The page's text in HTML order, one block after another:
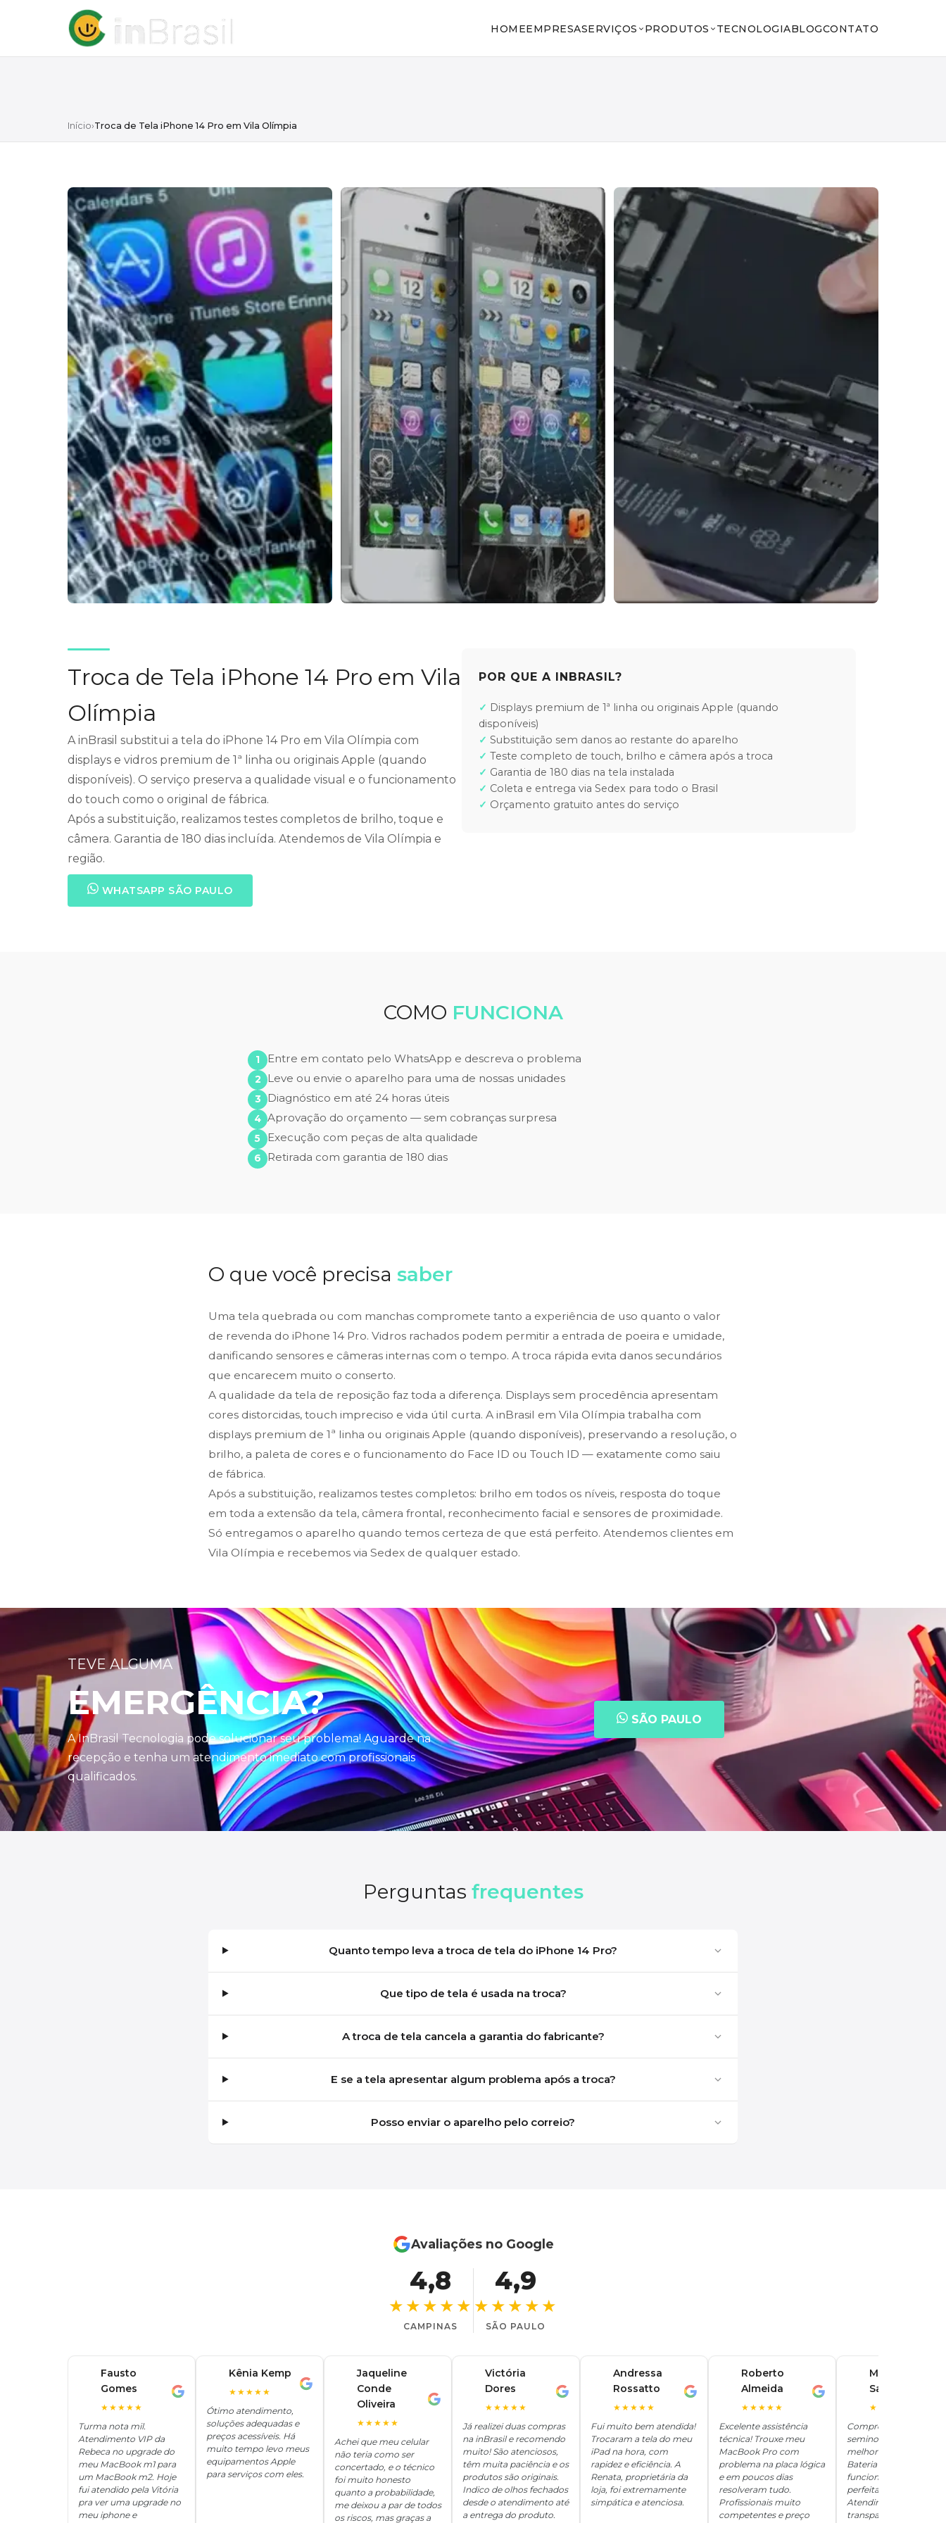
HOMEEMPRESASERVIÇOS PRODUTOS TECNOLOGIABLOGCONTATO
Início›Troca de Tela iPhone 14 Pro em Vila Olímpia
Troca de Tela iPhone 14 Pro em Vila
Olímpia
A inBrasil substitui a tela do iPhone 14 Pro em Vila Olímpia com
displays e vidros premium de 1ª linha ou originais Apple (quando
disponíveis). O serviço preserva a qualidade visual e o funcionamento
do touch como o original de fábrica.
Após a substituição, realizamos testes completos de brilho, toque e
câmera. Garantia de 180 dias incluída. Atendemos de Vila Olímpia e
região.
WHATSAPP SÃO PAULO
POR QUE A INBRASIL?
Displays premium de 1ª linha ou originais Apple (quando
disponíveis)
Substituição sem danos ao restante do aparelho
Teste completo de touch, brilho e câmera após a troca
Garantia de 180 dias na tela instalada
Coleta e entrega via Sedex para todo o Brasil
Orçamento gratuito antes do serviço
COMO FUNCIONA
Entre em contato pelo WhatsApp e descreva o problema
Leve ou envie o aparelho para uma de nossas unidades
Diagnóstico em até 24 horas úteis
Aprovação do orçamento — sem cobranças surpresa
Execução com peças de alta qualidade
Retirada com garantia de 180 dias
O que você precisa saber
Uma tela quebrada ou com manchas compromete tanto a experiência de uso quanto o valor
de revenda do iPhone 14 Pro. Vidros rachados podem permitir a entrada de poeira e umidade,
danificando sensores e câmeras internas com o tempo. A troca rápida evita danos secundários
que encarecem muito o conserto.
A qualidade da tela de reposição faz toda a diferença. Displays sem procedência apresentam
cores distorcidas, touch impreciso e vida útil curta. A inBrasil em Vila Olímpia trabalha com
displays premium de 1ª linha ou originais Apple (quando disponíveis), preservando a resolução, o
brilho, a paleta de cores e o funcionamento do Face ID ou Touch ID — exatamente como saiu
de fábrica.
Após a substituição, realizamos testes completos: brilho em todos os níveis, resposta do toque
em toda a extensão da tela, câmera frontal, reconhecimento facial e sensores de proximidade.
Só entregamos o aparelho quando temos certeza de que está perfeito. Atendemos clientes em
Vila Olímpia e recebemos via Sedex de qualquer estado.
TEVE ALGUMA
EMERGÊNCIA?
A InBrasil Tecnologia pode solucionar seu problema! Aguarde na
recepção e tenha um atendimento imediato com profissionais
qualificados.
SÃO PAULO
Perguntas frequentes
Quanto tempo leva a troca de tela do iPhone 14 Pro?
Que tipo de tela é usada na troca?
A troca de tela cancela a garantia do fabricante?
E se a tela apresentar algum problema após a troca?
Posso enviar o aparelho pelo correio?
Avaliações no Google
4,8
★★★★★
CAMPINAS
4,9
★★★★★
SÃO PAULO
Fausto
Gomes
★★★★★
Turma nota mil.
Atendimento VIP da
Rebeca no upgrade do
meu MacBook m1 para
um MacBook m2. Hoje
fui atendido pela Vitória
pra ver uma upgrade no
meu iphone e
Kênia Kemp
★★★★★
Ótimo atendimento,
soluções adequadas e
preços acessíveis. Há
muito tempo levo meus
equipamentos Apple
para serviços com eles.
Jaqueline
Conde
Oliveira
★★★★★
Achei que meu celular
não teria como ser
concertado, e o técnico
foi muito honesto
quanto a probabilidade,
me deixou a par de todos
os riscos, mas graças a
Victória
Dores
★★★★★
Já realizei duas compras
na inBrasil e recomendo
muito! São atenciosos,
têm muita paciência e os
produtos são originais.
Indico de olhos fechados
desde o atendimento até
a entrega do produto.
Andressa
Rossatto
★★★★★
Fui muito bem atendida!
Trocaram a tela do meu
iPad na hora, com
rapidez e eficiência. A
Renata, proprietária da
loja, foi extremamente
simpática e atenciosa.
Roberto
Almeida
★★★★★
Excelente assistência
técnica! Trouxe meu
MacBook Pro com
problema na placa lógica
e em poucos dias
resolveram tudo.
Profissionais muito
competentes e preço
Marina
Santos
★★★★★
Comprei um iPhone
seminovo aqui e ficou
melhor que novo.
Bateria 100%, tudo
funcionando
perfeitamente.
Atendimento
transparente e